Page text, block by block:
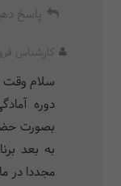
پاسخ
کارشناس
سلام وقت
دوره
به بعد
مجددا در